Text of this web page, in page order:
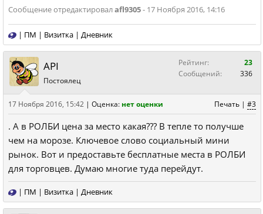
Сообщение отредактировалafl9305- 17 Ноября 2016, 14:16
| ПМ | Визитка | Дневник
API
Постоялец
Рейтинг:
23
Сообщений:
336
Печать | #3
17 Ноября 2016, 15:42 | Оценка: нет оценки
. А в РОЛБИ цена за место какая??? В тепле то получше
чем на морозе. Ключевое слово социальный мини
рынок. Вот и предоставьте бесплатные места в РОЛБИ
для торговцев. Думаю многие туда перейдут.
| ПМ | Визитка | Дневник